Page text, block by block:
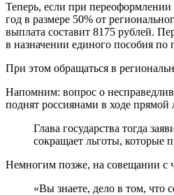
Теперь, если при
год в размере 50% от
выплата составит 8175 рублей.
в назначении единого пособия
При этом обращаться в
Напомним: вопрос о
поднят россиянами в ходе
Глава государства тогда
сокращает льготы, которые
Немногим позже, на совещании с
«Вы знаете, дело в том, что